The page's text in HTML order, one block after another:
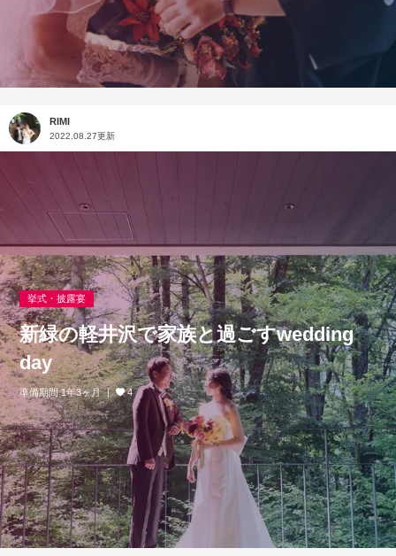
RIMI
2022.08.27更新
挙式・披露宴
新緑の軽井沢で家族と過ごすwedding
day
準備期間 1年3ヶ月 4